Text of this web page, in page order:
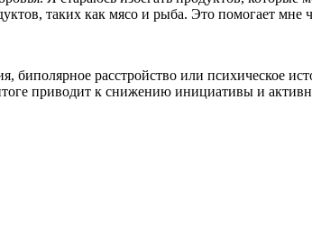
таких как мясо и рыба. Это помогает мне
расстройство или психическое
приводит к снижению инициативы и